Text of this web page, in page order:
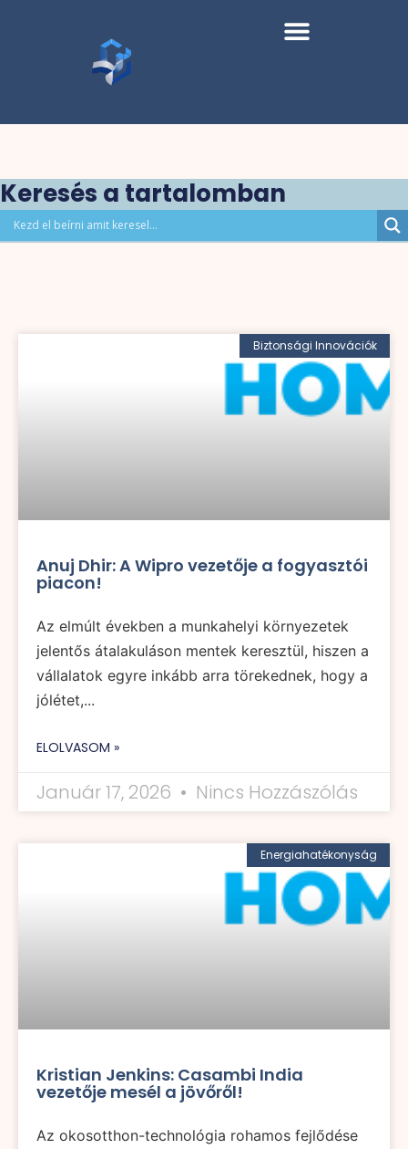
Keresés a tartalomban
Biztonsági Innovációk
Anuj Dhir: A Wipro vezetője a fogyasztói
piacon!
Az elmúlt években a munkahelyi környezetek
jelentős átalakuláson mentek keresztül, hiszen a
vállalatok egyre inkább arra törekednek, hogy a
jólétet,...
ELOLVASOM »
Január 17, 2026 Nincs Hozzászólás
Energiahatékonyság
Kristian Jenkins: Casambi India
vezetője mesél a jövőről!
Az okosotthon-technológia rohamos fejlődése